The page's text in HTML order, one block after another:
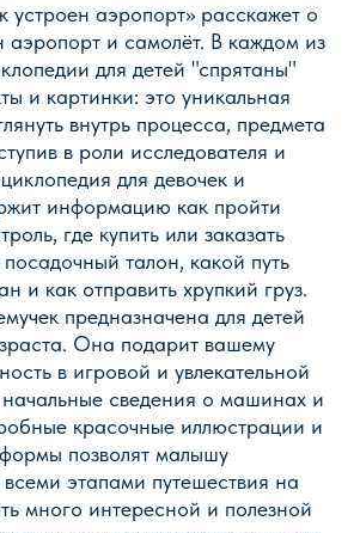
устроен аэропорт» расскажет о
аэропорт и самолёт. В каждом из
для детей "спрятаны"
и картинки: это уникальная
внутрь процесса, предмета
в роли исследователя и
для девочек и
информацию как пройти
где купить или заказать
посадочный талон, какой путь
и как отправить хрупкий груз.
предназначена для детей
Она подарит вашему
в игровой и увлекательной
сведения о машинах и
красочные иллюстрации и
позволят малышу
этапами путешествия на
много интересной и полезной